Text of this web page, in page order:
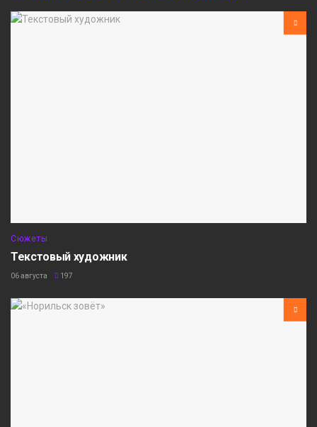
Сюжеты
Текстовый художник
06 августа 197